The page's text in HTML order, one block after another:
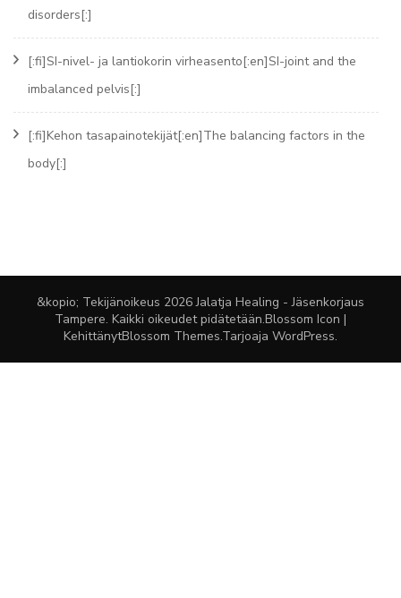
disorders[:]
[:fi]SI-nivel- ja lantiokorin virheasento[:en]SI-joint and the
imbalanced pelvis[:]
[:fi]Kehon tasapainotekijät[:en]The balancing factors in the
body[:]
&kopio; Tekijänoikeus 2026Jalatja Healing - Jäsenkorjaus
Tampere. Kaikki oikeudet pidätetään.Blossom Icon |
KehittänytBlossom Themes.Tarjoaja WordPress.